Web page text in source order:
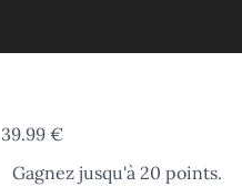
39.99€
Gagnez jusqu'à 20 points.
quantité
Porte-